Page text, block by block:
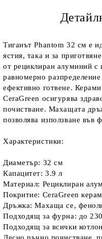
Тиганът Phantom 32 см е
ястия, така и за
от рециклиран алуминий с
равномерно
ефективно готвене.
CeraGreen осигурява
почистване. Махащата
позволява използване във
Характеристики:
Диаметър: 32 см
Капацитет: 3.9 л
Материал: Рециклиран
Покритие: CeraGreen
Дръжка: Махаща се,
Подходящ за фурна: до
Подходящ за всички